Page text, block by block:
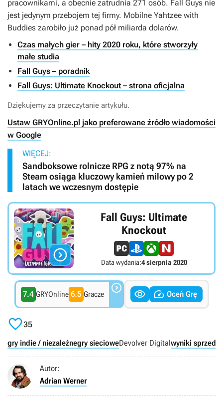
pracownikami, a obecnie zatrudnia 271 osób. Fall Guys nie
jest jedynym przebojem tej firmy. Mobilne Yahtzee with
Buddies zarobiło już ponad pół miliarda dolarów.
Czas małych gier – hity 2020 roku, które stworzyły
małe studia
Fall Guys – poradnik
Fall Guys: Ultimate Knockout – strona oficjalna
Dziękujemy za przeczytanie artykułu.
Ustaw GRYOnline.pl jako preferowane źródło wiadomości
w Google
WIĘCEJ:
Sandboksowe rolnicze RPG z notą 97% na
Steam osiąga kluczowy kamień milowy po 2
latach we wczesnym dostępie

Fall Guys: Ultimate
Knockout
Data wydania:4 sierpnia 2020
7.4 GRYOnline 6.5 Gracze    Oceń Grę
35
gry indie / niezależnegry siecioweDevolver Digitalwyniki
Autor:
Adrian Werner